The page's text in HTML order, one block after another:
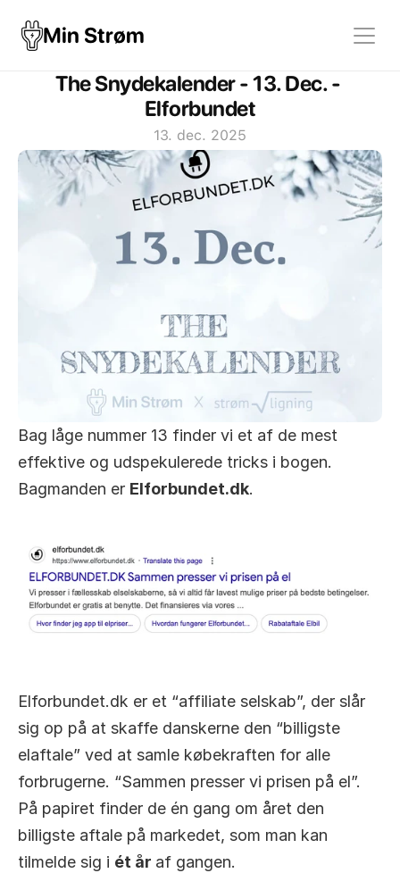
Min Strøm
The Snydekalender - 13. Dec. -
Elforbundet
13. dec. 2025
Bag låge nummer 13 finder vi et af de mest
effektive og udspekulerede tricks i bogen.
Bagmanden er Elforbundet.dk.
Elforbundet.dk er et “affiliate selskab”, der slår
sig op på at skaffe danskerne den “billigste
elaftale” ved at samle købekraften for alle
forbrugerne. “Sammen presser vi prisen på el”.
På papiret finder de én gang om året den
billigste aftale på markedet, som man kan
tilmelde sig i ét år af gangen.